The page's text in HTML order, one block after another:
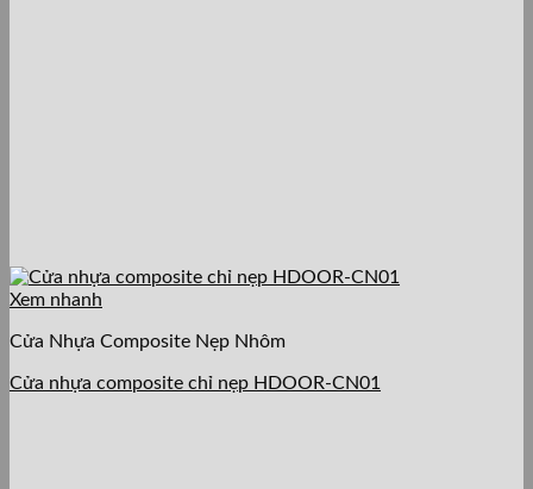
Xem nhanh
Cửa Nhựa Composite Nẹp Nhôm
Cửa nhựa composite chỉ nẹp HDOOR-CN01